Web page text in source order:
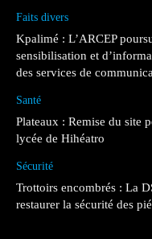
Faits divers
Kpalimé : L’ARCEP
sensibilisation et
des services de
Santé
Plateaux : Remise du site
lycée de Hihéatro
Sécurité
Trottoirs encombrés : La
restaurer la sécurité des